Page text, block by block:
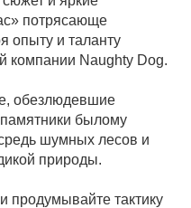
потрясающе
опыту и таланту
компании Naughty Dog.
обезлюдевшие
былому
шумных лесов и
природы.
продумывайте тактику